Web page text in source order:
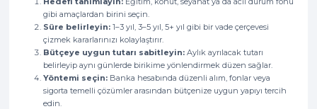
gibi amaçlardan birini seçin.
Süre belirleyin: 1–3 yıl, 3–5 yıl, 5+ yıl gibi bir vade çerçevesi
çizmek kararlarınızı kolaylaştırır.
Bütçeye uygun tutarı sabitleyin: Aylık ayrılacak tutarı
belirleyip aynı günlerde birikime yönlendirmek düzen sağlar.
Yöntemi seçin: Banka hesabında düzenli alım, fonlar veya
sigorta temelli çözümler arasından bütçenize uygun yapıyı tercih
edin.